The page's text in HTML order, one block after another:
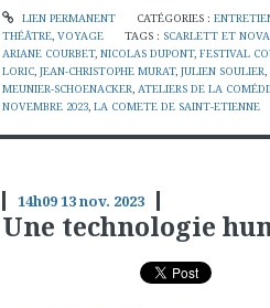
LIEN PERMANENT CATÉGORIES :
THÉÂTRE, VOYAGE TAGS : SCARLETT ET
ARIANE COURBET, NICOLAS DUPONT, FESTIVAL
LORIC, JEAN-CHRISTOPHE MURAT, JULIEN SOULIER,
MEUNIER-SCHOENACKER, ATELIERS DE LA
NOVEMBRE 2023, LA COMETE DE SAINT-ETIENNE
14h0913nov. 2023
Une technologie